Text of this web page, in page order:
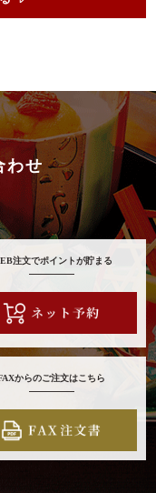
わせ
注文でポイントが貯まる
からのご注文はこちら